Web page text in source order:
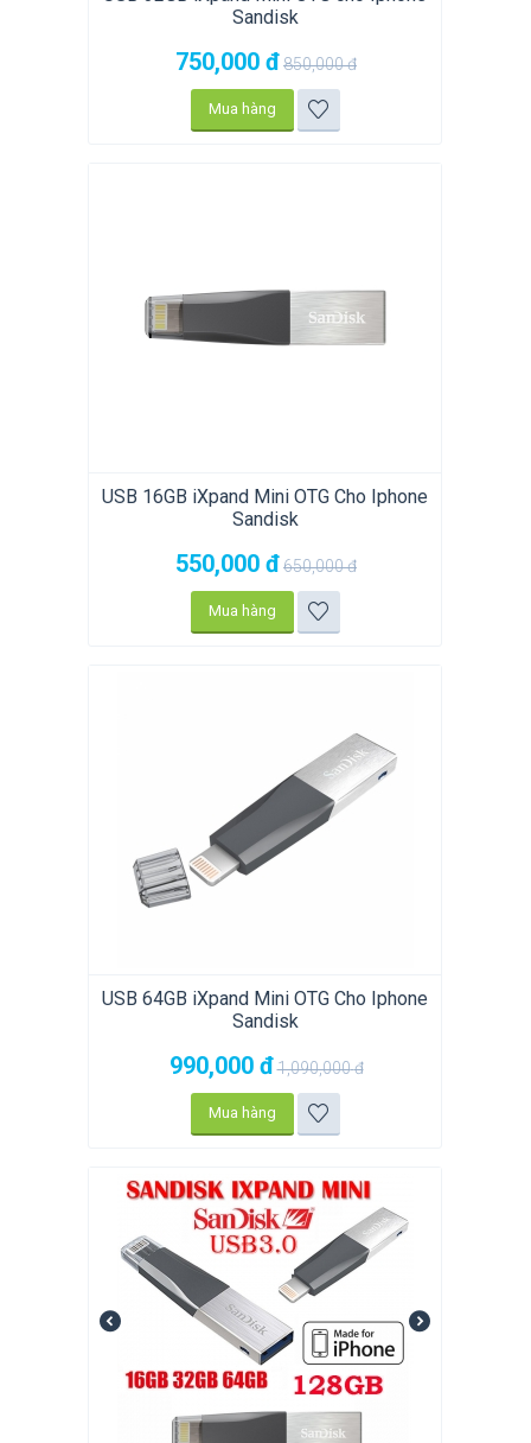
Sandisk
750,000 đ850,000đ
Mua hàng
USB 16GB iXpand Mini OTG Cho Iphone
Sandisk
550,000 đ650,000đ
Mua hàng
USB 64GB iXpand Mini OTG Cho Iphone
Sandisk
990,000 đ1,090,000đ
Mua hàng